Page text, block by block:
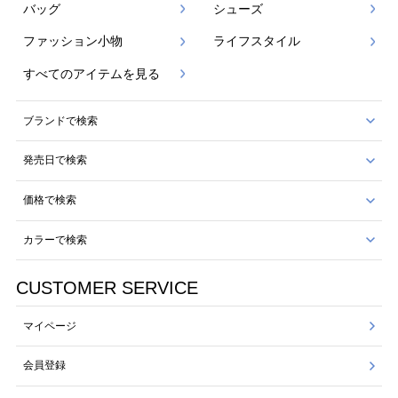
バッグ シューズ
ファッション小物 ライフスタイル
すべてのアイテムを見る
ブランドで検索
発売日で検索
価格で検索
カラーで検索
CUSTOMER SERVICE
マイページ
会員登録